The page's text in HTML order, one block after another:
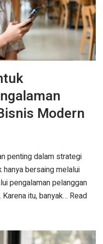
Modern
penting dalam strategi
bersaing melalui
pengalaman pelanggan
itu, banyak… Read